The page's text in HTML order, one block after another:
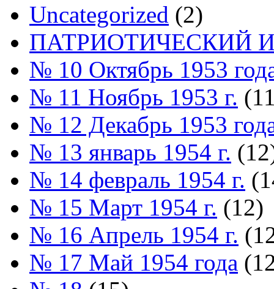
Uncategorized (2)
ПАТРИОТИЧЕСКИЙ
№ 10 Октябрь 1953
№ 11 Ноябрь 1953 г.
№ 12 Декабрь 1953
№ 13 январь 1954 г.
№ 14 февраль 1954 г.
№ 15 Март 1954 г. (12)
№ 16 Апрель 1954 г.
№ 17 Май 1954 года